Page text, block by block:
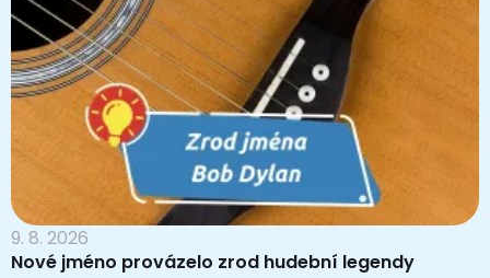
9. 8. 2026
Nové jméno provázelo zrod hudební legendy